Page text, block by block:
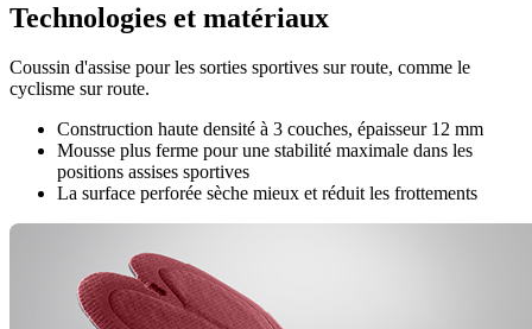
Technologies et matériaux
Coussin d'assise pour les sorties sportives sur route, comme le
cyclisme sur route.
Construction haute densité à 3 couches, épaisseur 12 mm
Mousse plus ferme pour une stabilité maximale dans les
positions assises sportives
La surface perforée sèche mieux et réduit les frottements